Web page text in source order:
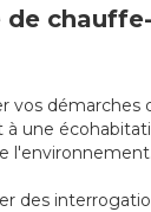
une
l'environnement.